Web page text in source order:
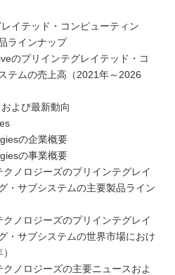
イテッド・コンピューティン
ラインナップ
のプリインテグレイテッド・コ
テムの売上高（2021年～2026
よび最新動向
の企業概要
の事業概要
ノロジーズのプリインテグレイ
・サブシステムの主要製品ライン
ノロジーズのプリインテグレイ
・サブシステムの世界市場におけ
ノロジーズの主要ニュースおよ